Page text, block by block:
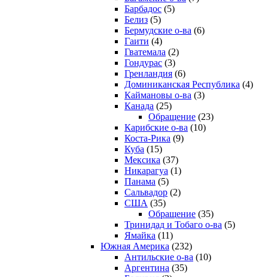
Барбадос (5)
Белиз (5)
Бермудские о-ва (6)
Гаити (4)
Гватемала (2)
Гондурас (3)
Гренландия (6)
Доминиканская Республика (4)
Каймановы о-ва (3)
Канада (25)
Обращение (23)
Карибские о-ва (10)
Коста-Рика (9)
Куба (15)
Мексика (37)
Никарагуа (1)
Панама (5)
Сальвадор (2)
США (35)
Обращение (35)
Тринидад и Тобаго о-ва (5)
Ямайка (11)
Южная Америка (232)
Антильские о-ва (10)
Аргентина (35)